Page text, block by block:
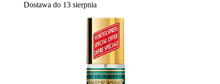
Dostawa do 13 sierpnia